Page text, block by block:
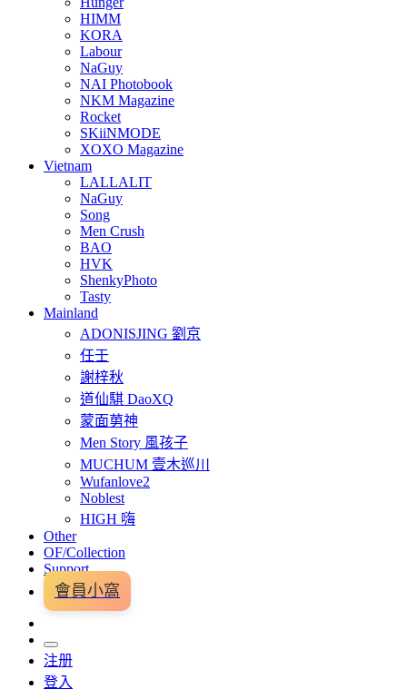
HIMM
KORA
Labour
NaGuy
NAI Photobook
NKM Magazine
Rocket
SKiiNMODE
XOXO Magazine
Vietnam
LALLALIT
NaGuy
Song
Men Crush
BAO
HVK
ShenkyPhoto
Tasty
Mainland
ADONISJING 劉京
任壬
謝梓秋
道仙騏 DaoXQ
蒙面莮神
Men Story 風孩子
MUCHUM 壹木巡川
Wufanlove2
Noblest
HIGH 嗨
Other
OF/Collection
Support
會員小窩
注册
登入